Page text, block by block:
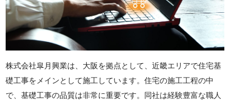
株式会社皐月興業は、大阪を拠点として、近畿エリアで住宅基
礎工事をメインとして施工しています。住宅の施工工程の中
で、基礎工事の品質は非常に重要です。同社は経験豊富な職人